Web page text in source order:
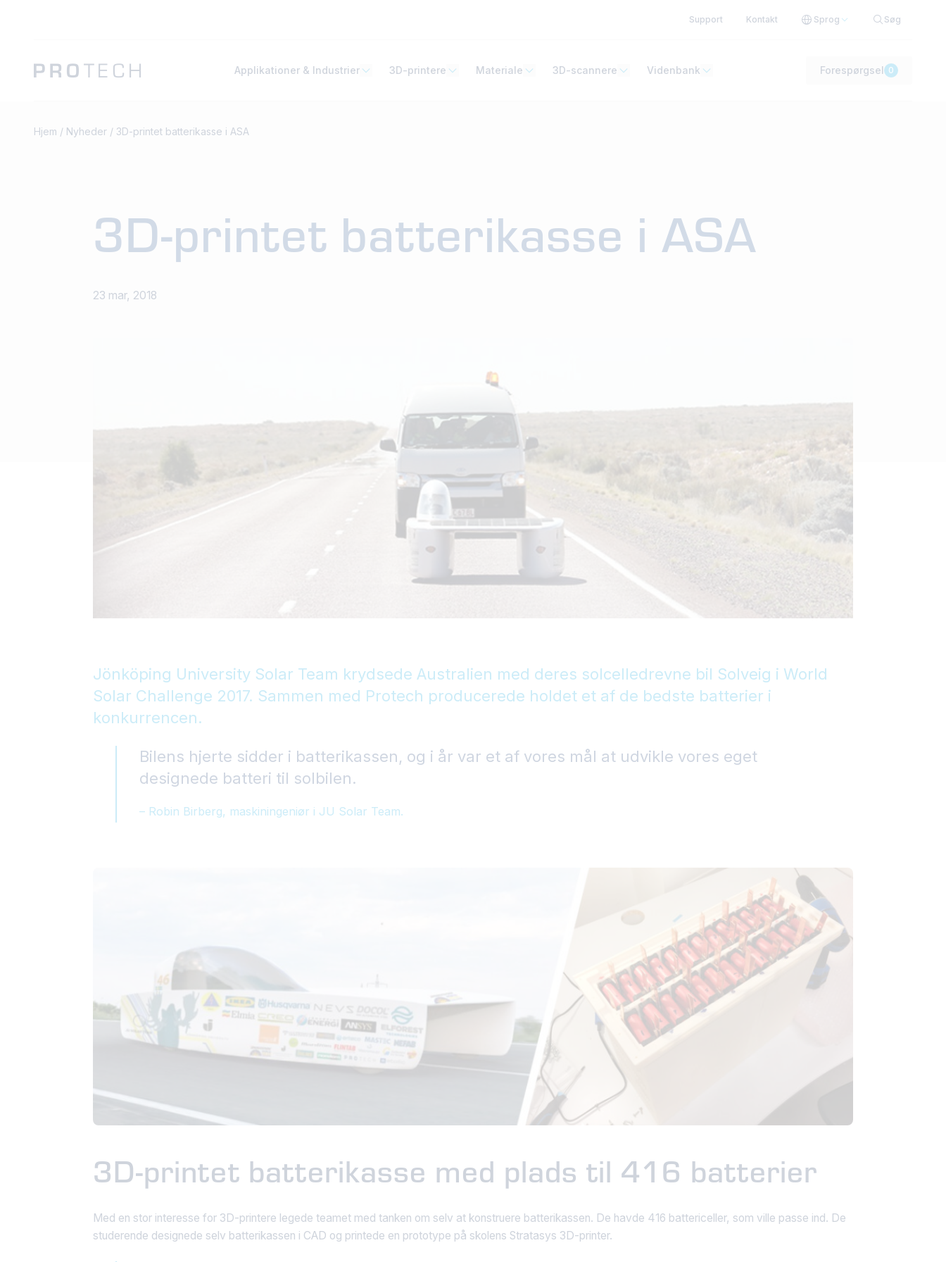
Support Kontakt Sprog Søg
Applikationer & Industrier 3D-printere Materiale 3D-scannere Videnbank Forespørgsel 0
Hjem / Nyheder / 3D-printet batterikasse i ASA
3D-printet batterikasse i ASA
23 mar, 2018
Jönköping University Solar Team krydsede Australien med deres solcelledrevne bil Solveig i World
Solar Challenge 2017. Sammen med Protech producerede holdet et af de bedste batterier i
konkurrencen.
Bilens hjerte sidder i batterikassen, og i år var et af vores mål at udvikle vores eget
designede batteri til solbilen.
– Robin Birberg, maskiningeniør i JU Solar Team.
3D-printet batterikasse med plads til 416 batterier
Med en stor interesse for 3D-printere legede teamet med tanken om selv at konstruere batterikassen. De havde 416 battericeller, som ville passe ind. De
studerende designede selv batterikassen i CAD og printede en prototype på skolens Stratasys 3D-printer.